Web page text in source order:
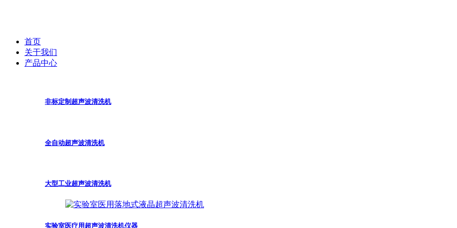
首页
关于我们
产品中心
非标定制超声波清洗机
全自动超声波清洗机
大型工业超声波清洗机
实验室医疗用超声波清洗机仪器